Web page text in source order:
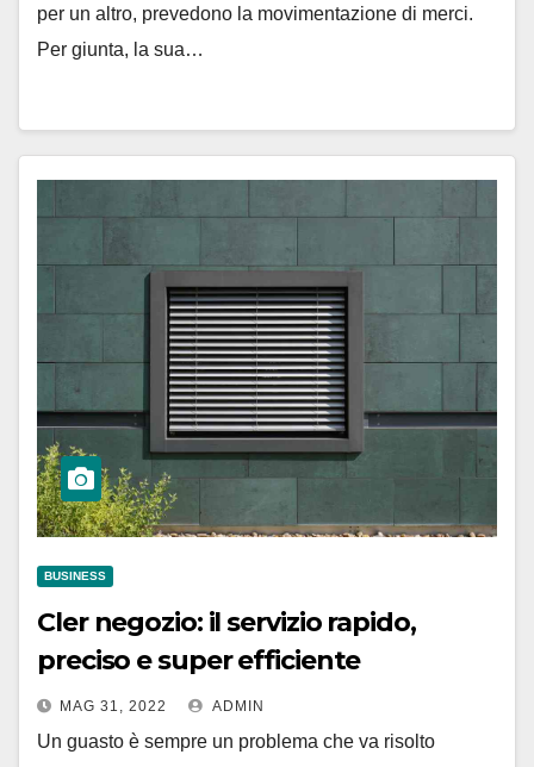
per un altro, prevedono la movimentazione di merci.
Per giunta, la sua…
BUSINESS
Cler negozio: il servizio rapido,
preciso e super efficiente
MAG 31, 2022 ADMIN
Un guasto è sempre un problema che va risolto